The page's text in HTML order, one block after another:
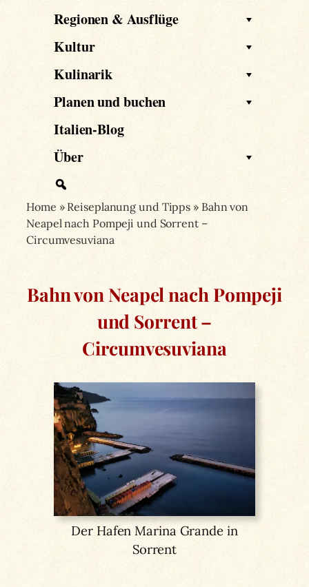
Regionen & Ausflüge
Kultur
Kulinarik
Planen und buchen
Italien-Blog
Über
Home » Reiseplanung und Tipps » Bahn von
Neapel nach Pompeji und Sorrent –
Circumvesuviana
Bahn von Neapel nach Pompeji
und Sorrent –
Circumvesuviana
Der Hafen Marina Grande in
Sorrent